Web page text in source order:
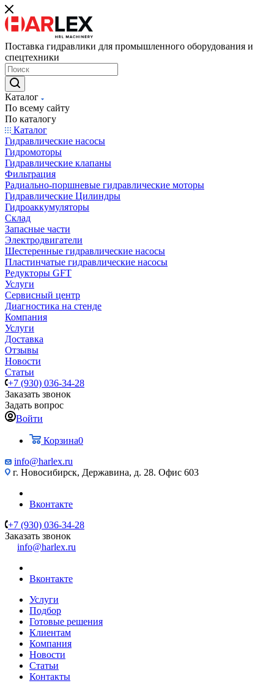
Поставка гидравлики для промышленного оборудования и
спецтехники
Каталог
По всему сайту
По каталогу
Каталог
Гидравлические насосы
Гидромоторы
Гидравлические клапаны
Фильтрация
Радиально-поршневые гидравлические моторы
Гидравлические Цилиндры
Гидроаккумуляторы
Склад
Запасные части
Электродвигатели
Шестеренные гидравлические насосы
Пластинчатые гидравлические насосы
Редукторы GFT
Услуги
Сервисный центр
Диагностика на стенде
Компания
Услуги
Доставка
Отзывы
Новости
Статьи
+7 (930) 036-34-28
Заказать звонок
Задать вопрос
Войти
Корзина0
info@harlex.ru
г. Новосибирск, Державина, д. 28. Офис 603
Вконтакте
+7 (930) 036-34-28
Заказать звонок
info@harlex.ru
Вконтакте
Услуги
Подбор
Готовые решения
Клиентам
Компания
Новости
Статьи
Контакты